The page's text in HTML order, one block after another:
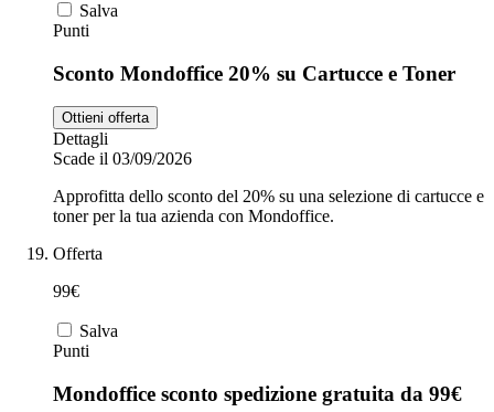
Salva
Punti
Sconto Mondoffice 20% su Cartucce e Toner
Ottieni offerta
Dettagli
Scade il 03/09/2026
Approfitta dello sconto del 20% su una selezione di cartucce e
toner per la tua azienda con Mondoffice.
Offerta
99€
Salva
Punti
Mondoffice sconto spedizione gratuita da 99€